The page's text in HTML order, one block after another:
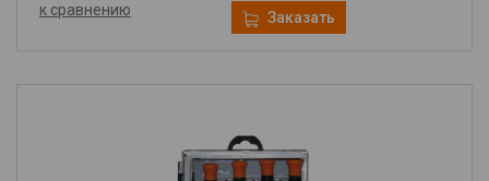
к сравнению Заказать